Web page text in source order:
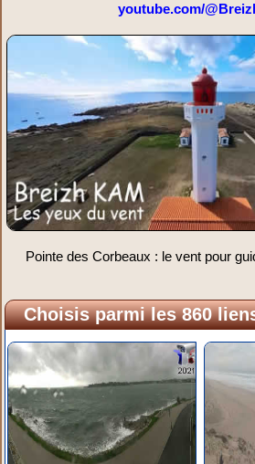
youtube.com/
Pointe des Corbeaux : le vent pour
Choisis parmi les 860